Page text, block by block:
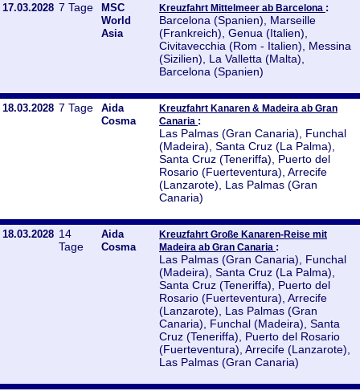
17.03.2028 7 Tage
MSC
World
Asia
Kreuzfahrt Mittelmeer ab Barcelona :
Barcelona (Spanien), Marseille
(Frankreich), Genua (Italien),
Civitavecchia (Rom - Italien), Messina
(Sizilien), La Valletta (Malta),
Barcelona (Spanien)
18.03.2028 7 Tage
Aida
Cosma
Kreuzfahrt Kanaren & Madeira ab Gran
Canaria :
Las Palmas (Gran Canaria), Funchal
(Madeira), Santa Cruz (La Palma),
Santa Cruz (Teneriffa), Puerto del
Rosario (Fuerteventura), Arrecife
(Lanzarote), Las Palmas (Gran
Canaria)
18.03.2028 14
Tage
Aida
Cosma
Kreuzfahrt Große Kanaren-Reise mit
Madeira ab Gran Canaria :
Las Palmas (Gran Canaria), Funchal
(Madeira), Santa Cruz (La Palma),
Santa Cruz (Teneriffa), Puerto del
Rosario (Fuerteventura), Arrecife
(Lanzarote), Las Palmas (Gran
Canaria), Funchal (Madeira), Santa
Cruz (Teneriffa), Puerto del Rosario
(Fuerteventura), Arrecife (Lanzarote),
Las Palmas (Gran Canaria)